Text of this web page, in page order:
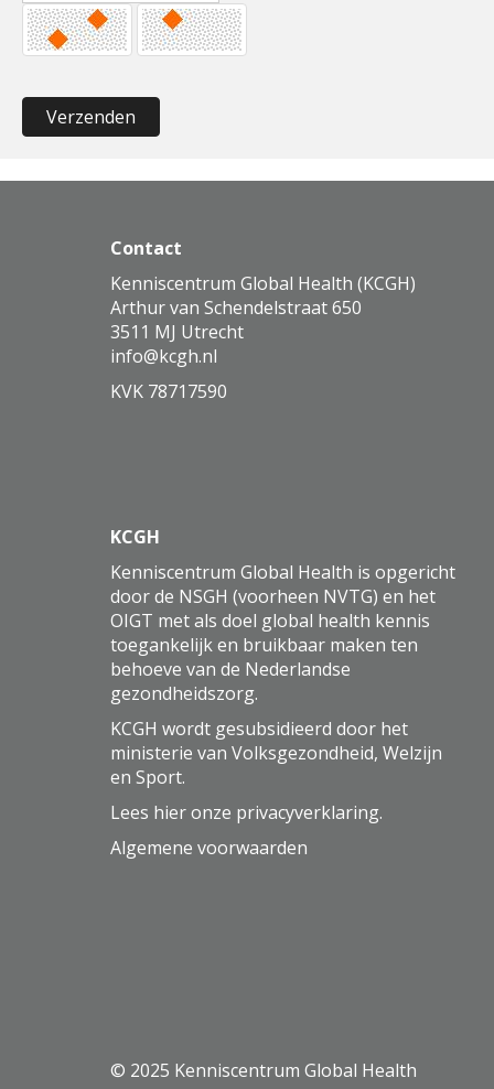
Verzenden
Contact
Kenniscentrum Global Health (KCGH)
Arthur van Schendelstraat 650
3511 MJ Utrecht
ofni@kcgh.nl
KVK 78717590
KCGH
Kenniscentrum Global Health is opgericht
door de NSGH (voorheen NVTG) en het
OIGT met als doel global health kennis
toegankelijk en bruikbaar maken ten
behoeve van de Nederlandse
gezondheidszorg.
KCGH wordt gesubsidieerd door het
ministerie van Volksgezondheid, Welzijn
en Sport.
Lees hier onze privacyverklaring.
Algemene voorwaarden
© 2025 Kenniscentrum Global Health